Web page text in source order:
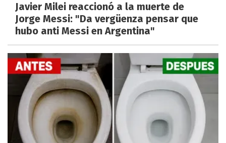
Javier Milei reaccionó a la muerte de
Jorge Messi: "Da vergüenza pensar que
hubo anti Messi en Argentina"